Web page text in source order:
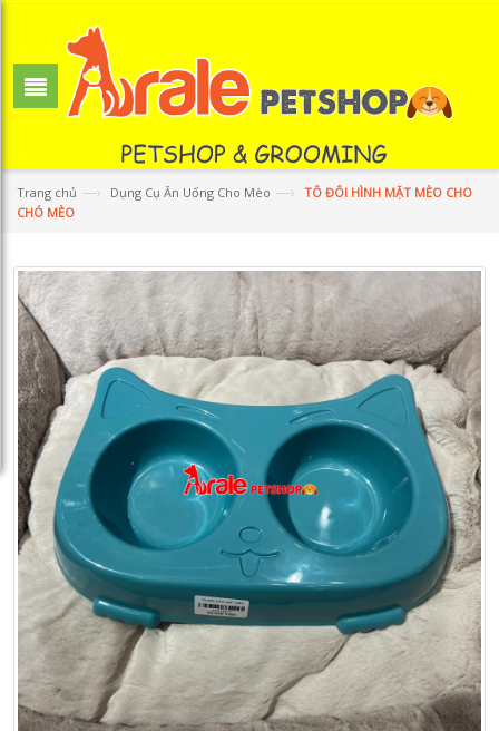
Trang chủ —› Dụng Cụ Ăn Uống Cho Mèo —› TÔ ĐÔI HÌNH MẶT MÈO CHO
CHÓ MÈO